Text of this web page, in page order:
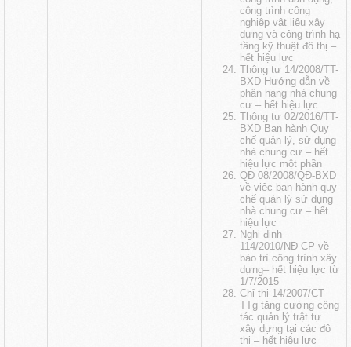
công trình công
nghiệp vật liệu xây
dựng và công trình hạ
tầng kỹ thuật đô thị –
hết hiệu lực
Thông tư 14/2008/TT-
BXD Hướng dẫn về
phân hạng nhà chung
cư – hết hiệu lực
Thông tư 02/2016/TT-
BXD Ban hành Quy
chế quản lý, sử dụng
nhà chung cư – hết
hiệu lực một phần
QĐ 08/2008/QĐ-BXD
về việc ban hành quy
chế quản lý sử dụng
nhà chung cư – hết
hiệu lực
Nghị định
114/2010/NĐ-CP về
bảo trì công trình xây
dựng– hết hiệu lực từ
1/7/2015
Chỉ thị 14/2007/CT-
TTg tăng cường công
tác quản lý trật tự
xây dựng tại các đô
thị – hết hiệu lực